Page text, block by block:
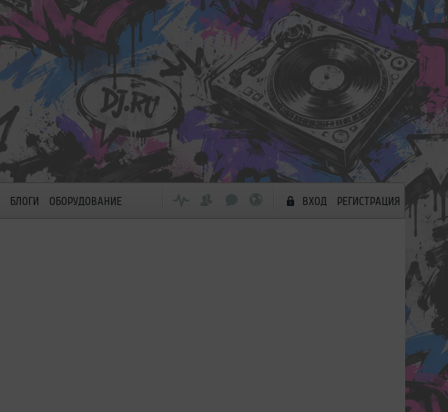
БЛОГИ ОБОРУДОВАНИЕ ВХОД РЕГИСТРАЦИЯ